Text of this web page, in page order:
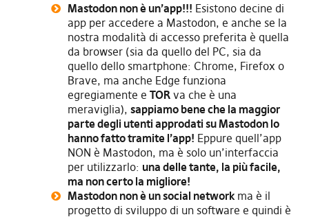
Mastodon non è un’app!!! Esistono decine di
app per accedere a Mastodon, e anche se la
nostra modalità di accesso preferita è quella
da browser (sia da quello del PC, sia da
quello dello smartphone: Chrome, Firefox o
Brave, ma anche Edge funziona
egregiamente e TORva che è una
meraviglia), sappiamo bene che la maggior
parte degli utenti approdati su Mastodon lo
hanno fatto tramite l’app! Eppure quell’app
NON è Mastodon, ma è solo un’interfaccia
per utilizzarlo: una delle tante, la più facile,
ma non certo la migliore!
Mastodon non è un social networkma è il
progetto di sviluppo di un software e quindi è